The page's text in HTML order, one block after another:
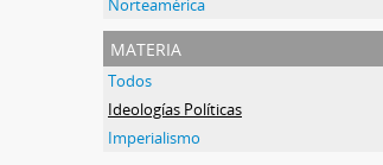
Norteamérica
materia
Todos
Ideologías Políticas
Imperialismo